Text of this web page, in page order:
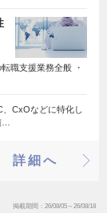
職支援業務全般 ・
、CxOなどに特化し
詳細へ
掲載期間 26/08/05～26/08/18